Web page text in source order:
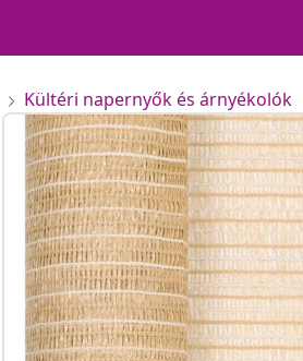
Kültéri napernyők és árnyékolók